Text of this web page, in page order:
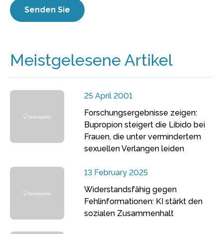
Meistgelesene Artikel
25 April 2001
Forschungsergebnisse zeigen:
Bupropion steigert die Libido bei
Frauen, die unter vermindertem
sexuellen Verlangen leiden
13 February 2025
Widerstandsfähig gegen
Fehlinformationen: KI stärkt den
sozialen Zusammenhalt